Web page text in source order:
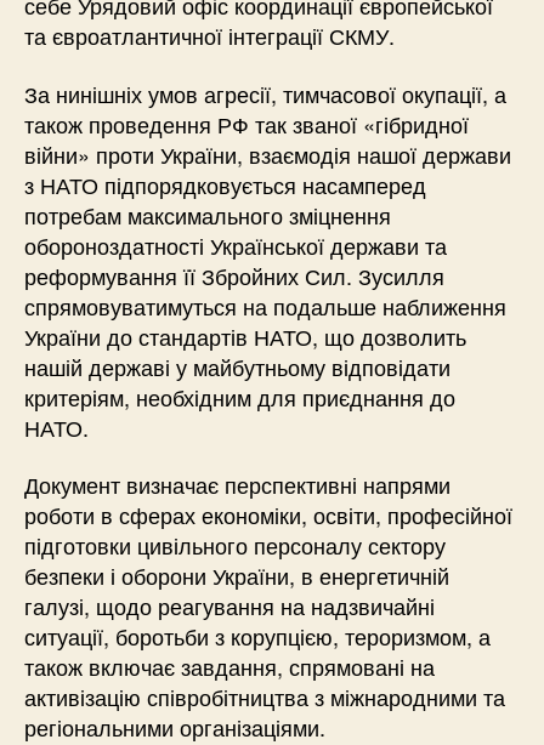
та євроатлантичної інтеграції СКМУ.
За нинішніх умов агресії, тимчасової окупації, а
також проведення РФ так званої «гібридної
війни» проти України, взаємодія нашої держави
з НАТО підпорядковується насамперед
потребам максимального зміцнення
обороноздатності Української держави та
реформування її Збройних Сил. Зусилля
спрямовуватимуться на подальше наближення
України до стандартів НАТО, що дозволить
нашій державі у майбутньому відповідати
критеріям, необхідним для приєднання до
НАТО.
Документ визначає перспективні напрями
роботи в сферах економіки, освіти, професійної
підготовки цивільного персоналу сектору
безпеки і оборони України, в енергетичній
галузі, щодо реагування на надзвичайні
ситуації, боротьби з корупцією, тероризмом, а
також включає завдання, спрямовані на
активізацію співробітництва з міжнародними та
регіональними організаціями.